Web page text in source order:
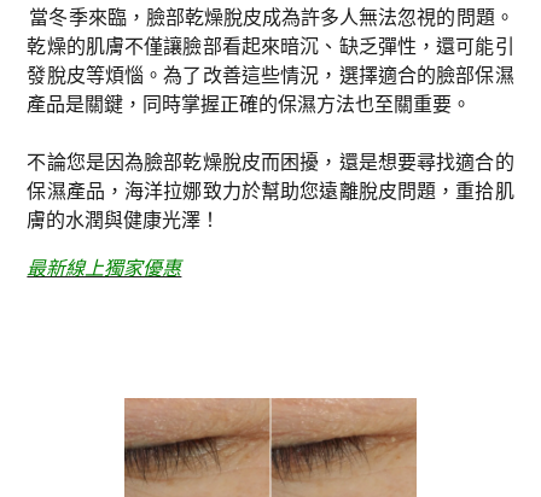
當冬季來臨，臉部乾燥脫皮成為許多人無法忽視的問題。
乾燥的肌膚不僅讓臉部看起來暗沉、缺乏彈性，還可能引
發脫皮等煩惱。為了改善這些情況，選擇適合的臉部保濕
產品是關鍵，同時掌握正確的保濕方法也至關重要。
不論您是因為臉部乾燥脫皮而困擾，還是想要尋找適合的
保濕產品，海洋拉娜致力於幫助您遠離脫皮問題，重拾肌
膚的水潤與健康光澤！
最新線上獨家優惠